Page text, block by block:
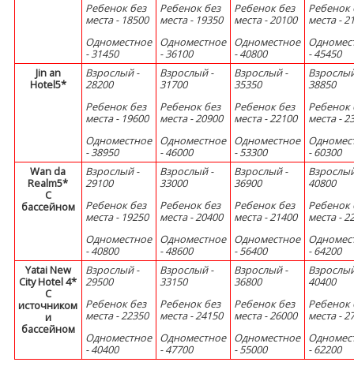
Ребенок без
места - 18500
Одноместное
- 31450
Ребенок без
места - 19350
Одноместное
- 36100
Ребенок без
места - 20100
Одноместное
- 40800
Ребенок
места -
- 45450
Jin an
Hotel5*
Взрослый -
28200
Ребенок без
места - 19600
Одноместное
- 38950
Взрослый -
31700
Ребенок без
места - 20900
Одноместное
- 46000
Взрослый -
35350
Ребенок без
места - 22100
Одноместное
- 53300
38850
Ребенок
места -
- 60300
Wan da
Realm5*
С
бассейном
Взрослый -
29100
Ребенок без
места - 19250
Одноместное
- 40800
Взрослый -
33000
Ребенок без
места - 20400
Одноместное
- 48600
Взрослый -
36900
Ребенок без
места - 21400
Одноместное
- 56400
40800
Ребенок
места -
- 64200
Yatai New
City Hotel 4*
C
источником
и
бассейном
Взрослый -
29500
Ребенок без
места - 22350
Одноместное
- 40400
Взрослый -
33150
Ребенок без
места - 24150
Одноместное
- 47700
Взрослый -
36800
Ребенок без
места - 26000
Одноместное
- 55000
40400
Ребенок
места -
- 62200